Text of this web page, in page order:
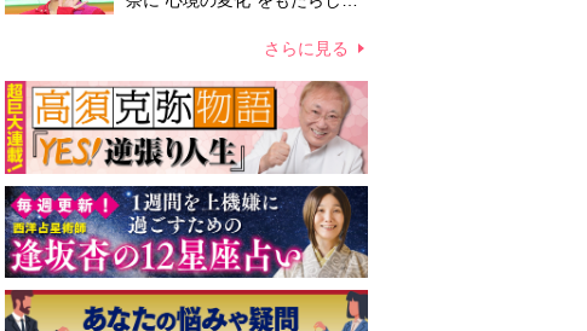
って「がんに蝕まれる母」を演
さらに見る